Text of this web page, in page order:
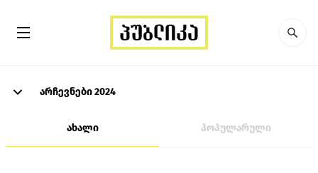
არჩევნები 2024
ახალი პოპულარული